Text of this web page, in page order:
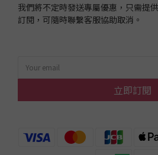
我們將不定時發送專屬優惠，只需提
訂閱，可隨時聯繫客服協助取消。
立即訂閱